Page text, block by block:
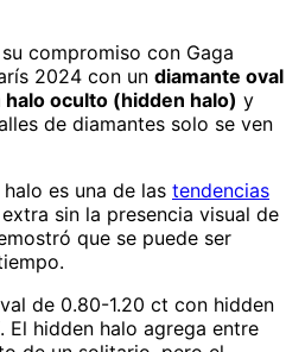
compromiso con Gaga
2024 con un diamante oval
oculto (hidden halo) y
de diamantes solo se ven
es una de las tendencias
sin la presencia visual de
que se puede ser
de 0.80-1.20 ct con hidden
El hidden halo agrega entre